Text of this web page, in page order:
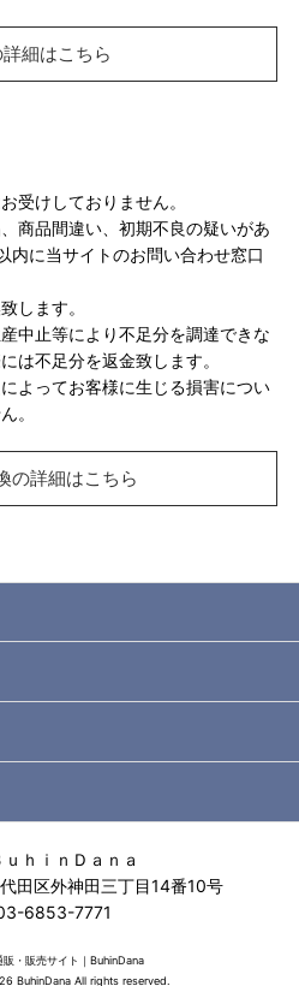
細はこちら
受けしておりません。
商品間違い、初期不良の疑いがあ
内に当サイトのお問い合わせ窓口
します。
中止等により不足分を調達できな
は不足分を返金致します。
よってお客様に生じる損害につい
。
の詳細はこちら
ｈｉｎＤａｎａ
田区外神田三丁目14番10号
6853-7771
販・販売サイト｜BuhinDana
BuhinDana All rights reserved.